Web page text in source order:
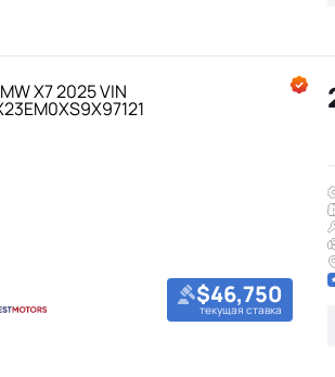
$46,750
текущая ставка